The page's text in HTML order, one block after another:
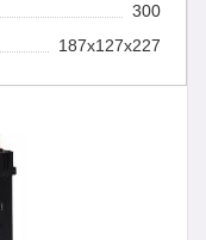
300
187x127x227